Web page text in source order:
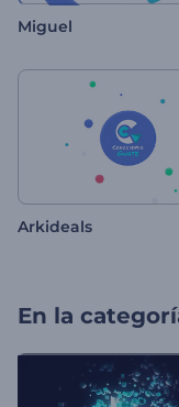
Miguel
Arkideals
En la